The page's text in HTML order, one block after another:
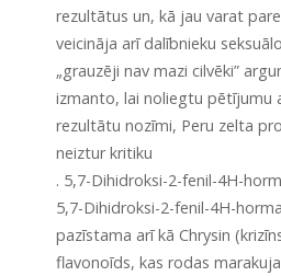
rezultātus un, kā jau varat
veicināja arī dalībnieku
„grauzēji nav mazi cilvēki”
izmanto, lai noliegtu pētījumu
rezultātu nozīmi, Peru zelta
neiztur kritiku
. 5,7-Dihidroksi-2-fenil-4H-
5,7-Dihidroksi-2-fenil-4H-
pazīstama arī kā Chrysin
flavonoīds, kas rodas